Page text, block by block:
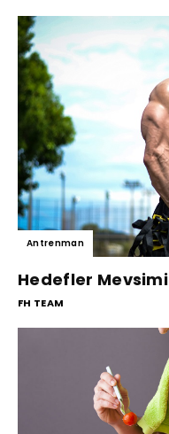
Antrenman
Hedefler Mevsimi
FH TEAM